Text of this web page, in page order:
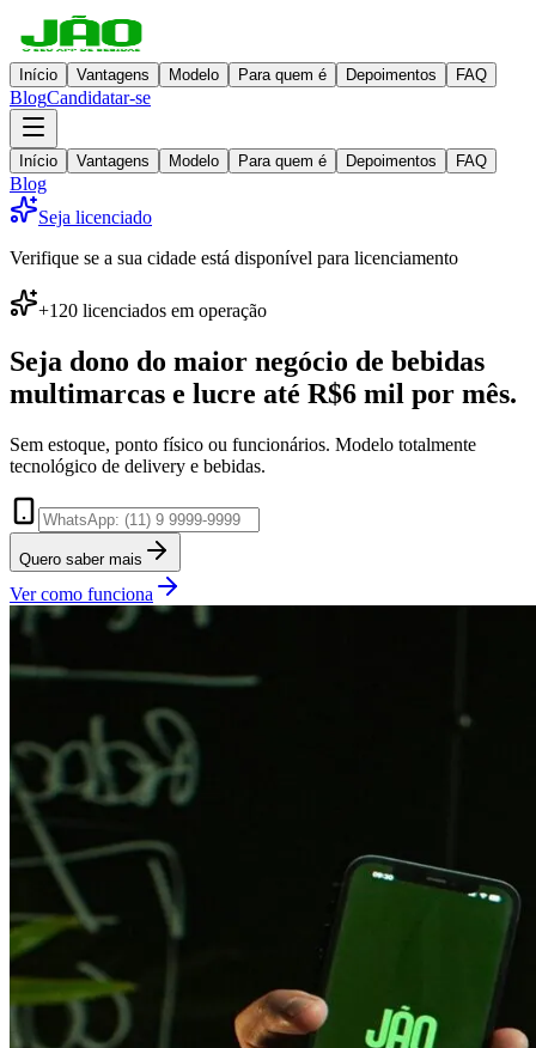
Início Vantagens Modelo Para quem é Depoimentos FAQ
BlogCandidatar-se
Início Vantagens Modelo Para quem é Depoimentos FAQ
Blog
Seja licenciado
Verifique se a sua cidade está disponível para licenciamento
+120 licenciados em operação
Seja dono do maior negócio de bebidas
multimarcas e lucre até R$6 mil por mês.
Sem estoque, ponto físico ou funcionários. Modelo totalmente
tecnológico de delivery e bebidas.
Quero saber mais
Ver como funciona